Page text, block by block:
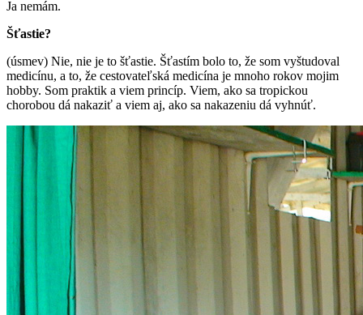
Ja nemám.
Šťastie?
(úsmev) Nie, nie je to šťastie. Šťastím bolo to, že som vyštudoval
medicínu, a to, že cestovateľská medicína je mnoho rokov mojim
hobby. Som praktik a viem princíp. Viem, ako sa tropickou
chorobou dá nakaziť a viem aj, ako sa nakazeniu dá vyhnúť.